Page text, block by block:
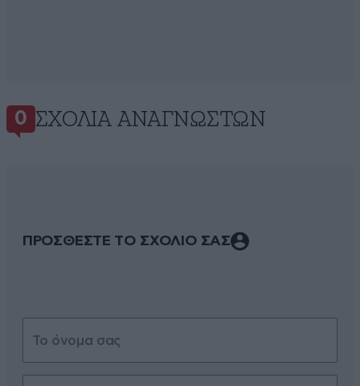
0 ΣΧΌΛΙΑ ΑΝΑΓΝΩΣΤΏΝ
ΠΡΟΣΘΕΣΤΕ ΤΟ ΣΧΟΛΙΟ ΣΑΣ